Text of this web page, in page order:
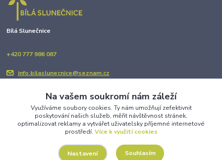
Bílá Slunečnice
+420 777 986 087
info.bilaslunecnice@seznam.cz
Upravit sběr cookies.
Na vašem soukromí nám záleží
Využíváme soubory cookies. Ty nám umožňují zefektivnit
poskytování našich služeb, měřit návštěvnost stránek,
optimalizovat reklamy a vytvářet uživatelsky příjemné internetové
prostředí. Více k využití cookies
Nastavení Souhlasím